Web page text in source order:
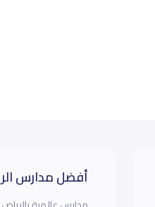
أفضل مدارس